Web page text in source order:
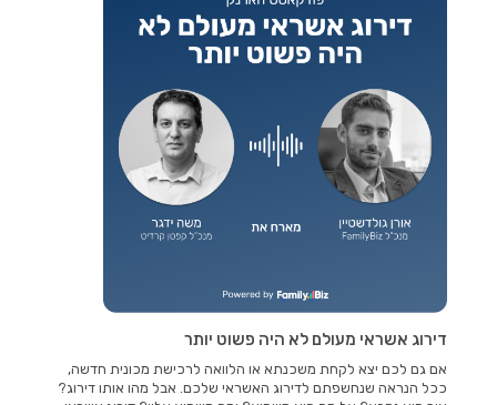
דירוג אשראי מעולם לא היה פשוט יותר
אם גם לכם יצא לקחת משכנתא או הלוואה לרכישת מכונית חדשה,
ככל הנראה שנחשפתם לדירוג האשראי שלכם. אבל מהו אותו דירוג?